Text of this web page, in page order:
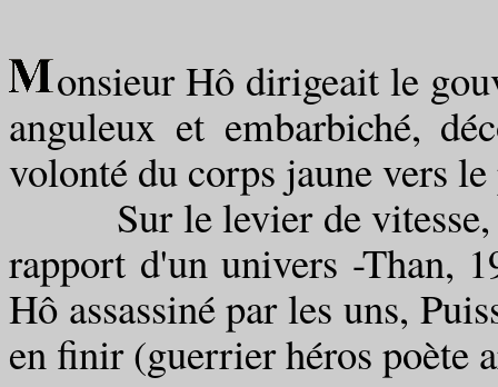
onsieur Hô dirigeait le
anguleux et embarbiché,
volonté du corps jaune vers
Sur le levier de vitesse,
rapport d'un univers -Than,
Hô assassiné par les uns,
en finir (guerrier héros poète